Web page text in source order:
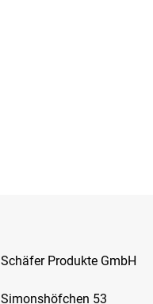
Schäfer Produkte GmbH
Simonshöfchen 53